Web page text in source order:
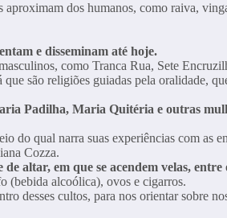
dos humanos, como raiva,
e disseminam até hoje.
como Tranca Rua, Sete
são religiões guiadas pela oralidade,
Padilha, Maria Quitéria e outras
do qual narra suas experiências com as
Cozza.
altar, em que se acendem velas,
(bebida alcoólica), ovos e cigarros.
desses cultos, para nos orientar sobre